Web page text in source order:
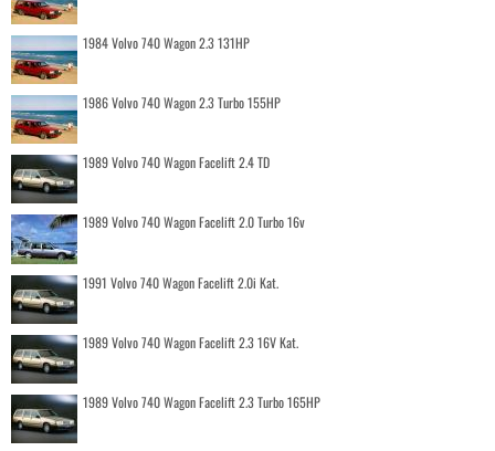
1984 Volvo 740 Wagon 2.3 131HP
1986 Volvo 740 Wagon 2.3 Turbo 155HP
1989 Volvo 740 Wagon Facelift 2.4 TD
1989 Volvo 740 Wagon Facelift 2.0 Turbo 16v
1991 Volvo 740 Wagon Facelift 2.0i Kat.
1989 Volvo 740 Wagon Facelift 2.3 16V Kat.
1989 Volvo 740 Wagon Facelift 2.3 Turbo 165HP